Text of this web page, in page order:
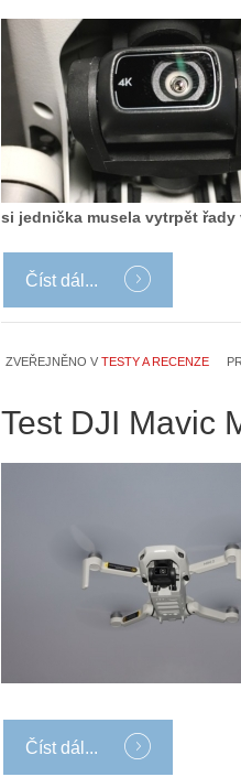
si jednička musela vytrpět řady
Číst dál...
ZVEŘEJNĚNO V TESTY A RECENZE
Test DJI Mavic
Číst dál...